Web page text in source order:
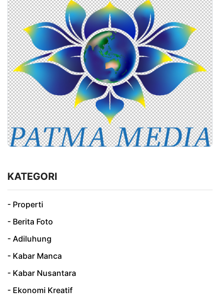
KATEGORI
- Properti
- Berita Foto
- Adiluhung
- Kabar Manca
- Kabar Nusantara
- Ekonomi Kreatif